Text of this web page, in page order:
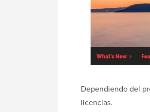
Dependiendo del
licencias.